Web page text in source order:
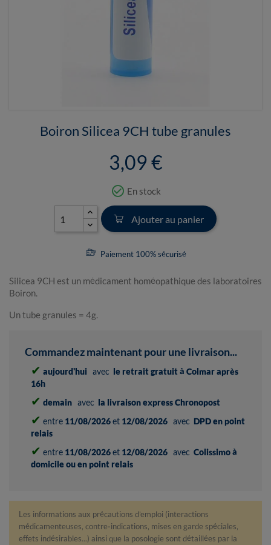
Boiron Silicea 9CH tube granules
3,09 €
check_circle_outline En stock
Ajouter au panier
Paiement 100% sécurisé
Silicea 9CH est un médicament homéopathique des laboratoires
Boiron.
Un tube granules = 4g.
Commandez maintenant pour une livraison...
✔ aujourd'hui avec le retrait gratuit à Colmar après
16h
✔ demain avec la livraison express Chronopost
✔ entre 11/08/2026et 12/08/2026 avec DPD en point
relais
✔ entre 11/08/2026et 12/08/2026 avec Colissimo à
domicile ou en point relais
Les informations aux précautions d'emploi (interactions
médicamenteuses, contre-indications, mises en garde spéciales,
effets indésirables...) ainsi que la posologie sont détaillées par la